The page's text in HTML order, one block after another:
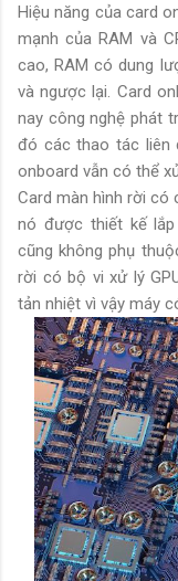
Hiệu năng của card
mạnh của RAM và
cao, RAM có dung
và ngược lại. Card
nay công nghệ phát
đó các thao tác liên
onboard vẫn có thể
Card màn hình rời có
nó được thiết kế
cũng không phụ
rời có bộ vi xử lý
tản nhiệt vì vậy máy